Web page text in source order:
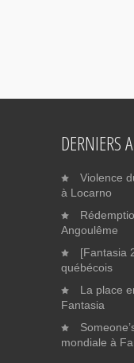
DERNIERS
Violence
à Locarno
Angoulême
[Fantasia
québécois
La place
Fantasia
mondiale à